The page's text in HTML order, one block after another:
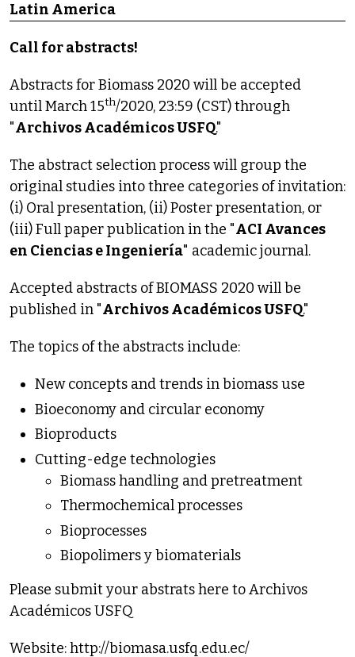
Latin America
Call for abstracts!
Abstracts for Biomass 2020 will be accepted
until March 15th/2020, 23:59 (CST) through
"Archivos Académicos USFQ."
The abstract selection process will group the
original studies into three categories of invitation:
(i) Oral presentation, (ii) Poster presentation, or
(iii) Full paper publication in the "ACI Avances
en Ciencias e Ingeniería" academic journal.
Accepted abstracts of BIOMASS 2020 will be
published in "Archivos Académicos USFQ."
The topics of the abstracts include:
New concepts and trends in biomass use
Bioeconomy and circular economy
Bioproducts
Cutting-edge technologies
Biomass handling and pretreatment
Thermochemical processes
Bioprocesses
Biopolimers y biomaterials
Please submit your abstrats here to Archivos
Académicos USFQ
Website:http://biomasa.usfq.edu.ec/